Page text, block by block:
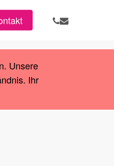
phone
email
Unsere
Ihr